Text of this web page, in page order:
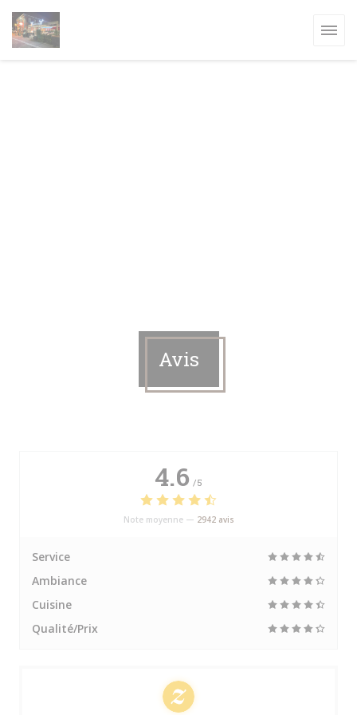
Avis
4.6 /5
Note moyenne — 2942 avis
Service
Ambiance
Cuisine
Qualité/Prix